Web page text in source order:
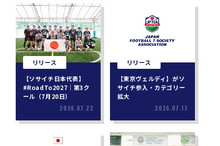
リリース
【ソサイチ日本代表】
#RoadTo2027｜第3ク
ール（7月20日）
2026.07.22
リリース
【東京ヴェルディ】がソ
サイチ参入・カテゴリー
拡大
2026.07.17